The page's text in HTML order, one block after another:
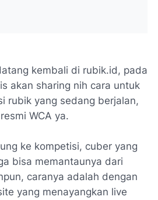
kembali di rubik.id, pada
akan sharing nih cara untuk
rubik yang sedang berjalan,
WCA ya.
ke kompetisi, cuber yang
bisa memantaunya dari
caranya adalah dengan
yang menayangkan live